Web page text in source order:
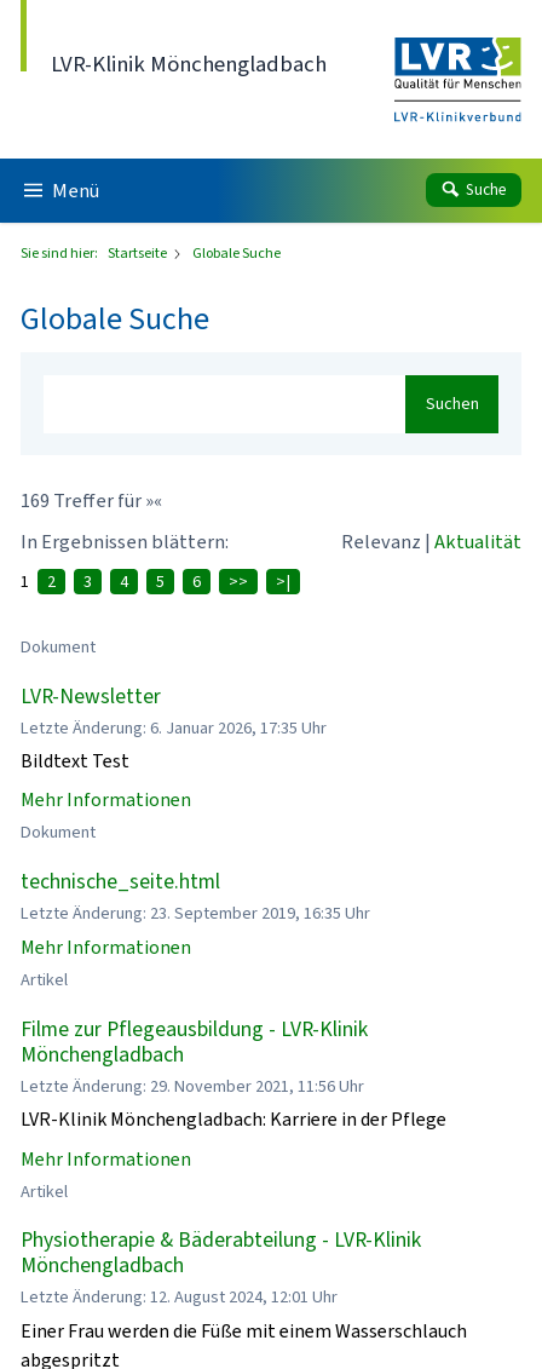
LVR-Klinik Mönchengladbach
Menü Suche
Sie sind hier: Startseite Globale Suche
Globale Suche
Suchen
169 Treffer für »«
In Ergebnissen blättern:
Relevanz | Aktualität
1 2 3 4 5 6 >> >|
Dokument
LVR-Newsletter
Letzte Änderung: 6. Januar 2026, 17:35 Uhr
Bildtext Test
Mehr Informationen
Dokument
technische_seite.html
Letzte Änderung: 23. September 2019, 16:35 Uhr
Mehr Informationen
Artikel
Filme zur Pflegeausbildung - LVR-Klinik
Mönchengladbach
Letzte Änderung: 29. November 2021, 11:56 Uhr
LVR-Klinik Mönchengladbach: Karriere in der Pflege
Mehr Informationen
Artikel
Physiotherapie & Bäderabteilung - LVR-Klinik
Mönchengladbach
Letzte Änderung: 12. August 2024, 12:01 Uhr
Einer Frau werden die Füße mit einem Wasserschlauch
abgespritzt